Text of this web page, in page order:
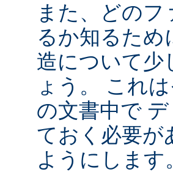
また、どの
るか知るた
造について少
ょう。 これ
の文書中で
ておく必要が
ようにします